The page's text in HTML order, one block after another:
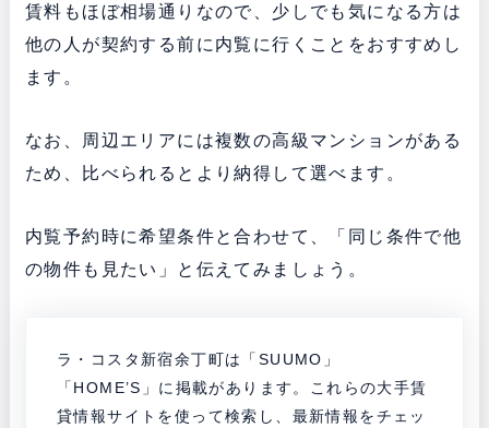
賃料もほぼ相場通りなので、少しでも気になる方は
他の人が契約する前に内覧に行くことをおすすめし
ます。
なお、周辺エリアには複数の高級マンションがある
ため、比べられるとより納得して選べます。
内覧予約時に希望条件と合わせて、「同じ条件で他
の物件も見たい」と伝えてみましょう。
ラ・コスタ新宿余丁町は「SUUMO」
「HOME’S」に掲載があります。これらの大手賃
貸情報サイトを使って検索し、最新情報をチェッ